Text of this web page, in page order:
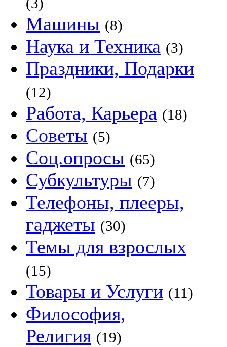
Машины (8)
Наука и Техника (3)
Праздники, Подарки
(12)
Работа, Карьера (18)
Советы (5)
Соц.опросы (65)
Субкультуры (7)
Телефоны, плееры,
гаджеты (30)
Темы для взрослых
(15)
Товары и Услуги (11)
Философия,
Религия (19)